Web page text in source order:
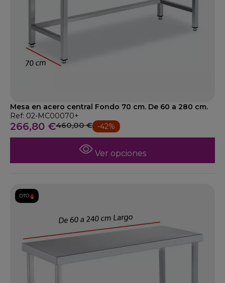
Mesa en acero central Fondo 70 cm. De 60 a 280 cm.
Ref: 02-MC00070+
266,80 €460,00 € -42%
Ver opciones
DTO.